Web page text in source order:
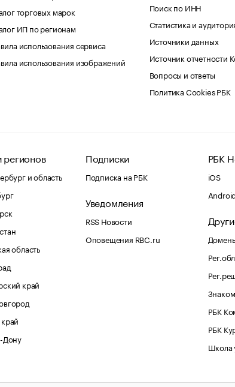
торговых марок
ИП по регионам
использования сервиса
использования изображений
Поиск по ИНН
Статистика и
Источники данных
Источник отчетности
Вопросы и ответы
Политика Cookies РБК
и область
область
край
Дону
Подписки
Подписка на РБК
Уведомления
RSS Новости
Оповещения RBC.ru
РБК
iOS
РБК
РБК
Школа